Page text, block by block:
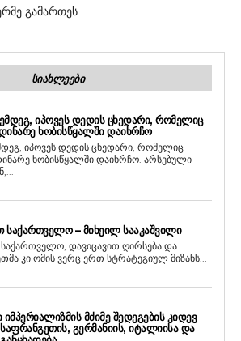
გამართეს
ᲡᲘᲐᲮᲚᲔᲔᲑᲘ
ᲘᲞᲝᲕᲔᲡ ᲓᲔᲓᲘᲡ ᲪᲮᲔᲓᲐᲠᲘ, ᲠᲝᲛᲔᲚᲘᲪ
ᲮᲝᲑᲘᲡᲬᲧᲐᲚᲨᲘ ᲓᲐᲘᲮᲠᲩᲝ
იპოვეს დედის ცხედარი, რომელიც
ხობისწყალში დაიხრჩო. არსებული
ᲡᲐᲥᲐᲠᲗᲕᲔᲚᲝ – ᲛᲘᲮᲔᲘᲚ ᲡᲐᲐᲙᲐᲨᲕᲘᲚᲘ
საქართველო, დავიცავით ღირსება და
კი ომის ვერც ერთ სტრატეგიულ მიზანს...
ᲛᲫᲘᲛᲔ ᲨᲔᲓᲔᲒᲔᲑᲘᲡ ᲙᲘᲓᲔᲕ
ᲡᲐᲤᲠᲐᲜᲒᲔᲗᲘᲡ, ᲒᲔᲠᲛᲐᲜᲘᲘᲡ, ᲘᲢᲐᲚᲘᲘᲡᲐ ᲓᲐ